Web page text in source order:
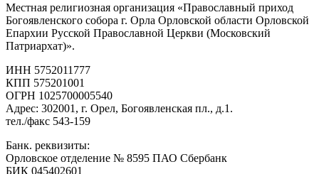
Местная религиозная организация «Православный приход
Богоявленского собора г. Орла Орловской области Орловской
Епархии Русской Православной Церкви (Московский
Патриархат)».
ИНН 5752011777
КПП 575201001
ОГРН 1025700005540
Адрес: 302001, г. Орел, Богоявленская пл., д.1.
тел./факс 543-159
Банк. реквизиты:
Орловское отделение № 8595 ПАО Сбербанк
БИК 045402601